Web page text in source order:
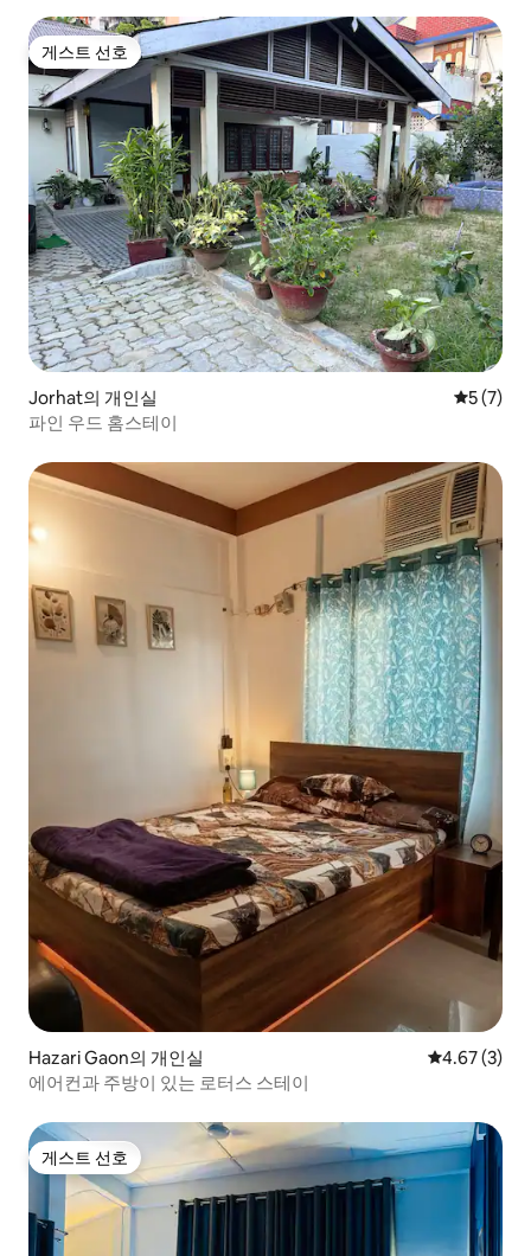
게스트 선호
게스트 선호
Jorhat의 개인실 평점 5점
5 (7)
파인 우드 홈스테이
Hazari Gaon의 개인실 평점 4.67점
4.67 (3)
에어컨과 주방이 있는 로터스 스테이
게스트 선호
게스트 선호